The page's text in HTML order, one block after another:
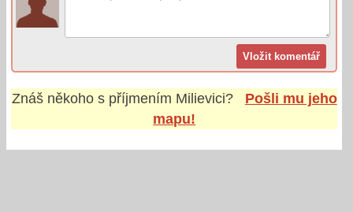
Znáš někoho s příjmením Milievici?
Pošli mu jeho
mapu!